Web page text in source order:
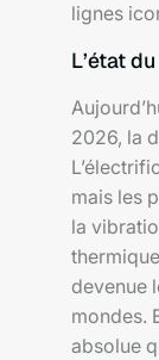
lignes
L’état
2026, la
mais les
la
devenue
mondes.
absolue